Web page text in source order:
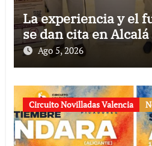
La experiencia y el
se dan cita en
Ago 5, 2026
Circuito Novilladas Valencia